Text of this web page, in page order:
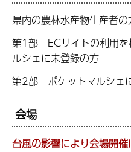
県内の農林水産物生産者の
第1部 ECサイトの利用を
ルシェに未登録の方
第2部 ポケットマルシェ
会場
台風の影響により会場開催